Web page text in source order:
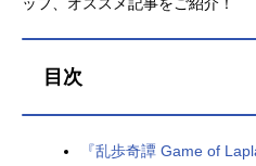
春アニメ
秋アニメ
目次
『乱歩奇譚 Game of